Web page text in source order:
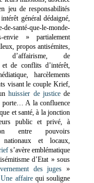
jeu de responsabilités
général dédaigné,
santé-que-le-monde-
envie » partialement
propos antisémites,
d’affairisme, de
de conflits d’intérêt,
harcèlements
visant le couple Krief,
huissier de justicede
porte… A la confluence
et santé, à la jonction
public et privé, à
entre pouvoirs
nationaux et locaux,
s’avère emblématique
d’Etat » sous
des juges »
Une affairequi souligne